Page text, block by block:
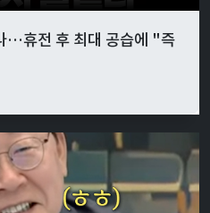
…휴전 후 최대 공습에 "즉